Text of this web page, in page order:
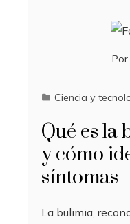
Por
Ciencia y
Qué es la
y cómo
síntomas
La bulimia,